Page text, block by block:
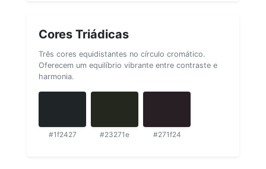
Cores Triádicas
Três cores equidistantes no círculo cromático.
Oferecem um equilíbrio vibrante entre contraste e
harmonia.
#1f2427 #23271e #271f24